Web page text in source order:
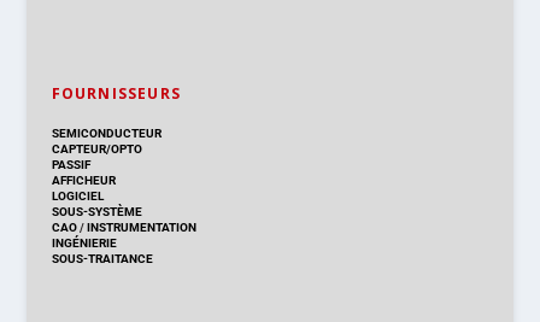
FOURNISSEURS
SEMICONDUCTEUR
CAPTEUR/OPTO
PASSIF
AFFICHEUR
LOGICIEL
SOUS-SYSTÈME
CAO/INSTRUMENTATION
INGÉNIERIE
SOUS-TRAITANCE